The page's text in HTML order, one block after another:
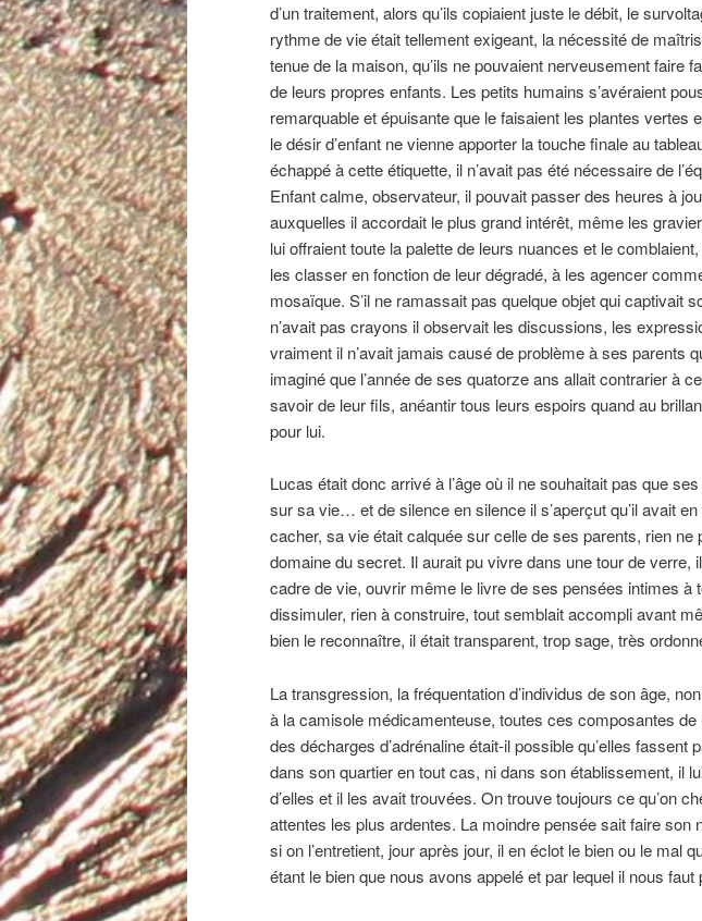
d’un traitement, alors qu’ils copiaient juste le débit, le
rythme de vie était tellement exigeant, la nécessité de
tenue de la maison, qu’ils ne pouvaient nerveusement faire
de leurs propres enfants. Les petits humains s’avéraient
remarquable et épuisante que le faisaient les plantes vertes
le désir d’enfant ne vienne apporter la touche finale au
échappé à cette étiquette, il n’avait pas été nécessaire de
Enfant calme, observateur, il pouvait passer des heures à
auxquelles il accordait le plus grand intérêt, même les
lui offraient toute la palette de leurs nuances et le
les classer en fonction de leur dégradé, à les agencer
mosaïque. S’il ne ramassait pas quelque objet qui captivait
n’avait pas crayons il observait les discussions, les
vraiment il n’avait jamais causé de problème à ses parents
imaginé que l’année de ses quatorze ans allait contrarier à
savoir de leur fils, anéantir tous leurs espoirs quand au
pour lui.
Lucas était donc arrivé à l’âge où il ne souhaitait pas que
sur sa vie… et de silence en silence il s’aperçut qu’il avait
cacher, sa vie était calquée sur celle de ses parents, rien ne
domaine du secret. Il aurait pu vivre dans une tour de verre,
cadre de vie, ouvrir même le livre de ses pensées intimes à
dissimuler, rien à construire, tout semblait accompli avant
bien le reconnaître, il était transparent, trop sage, très
La transgression, la fréquentation d’individus de son âge,
à la camisole médicamenteuse, toutes ces composantes
des décharges d’adrénaline était-il possible qu’elles fassent
dans son quartier en tout cas, ni dans son établissement, il
d’elles et il les avait trouvées. On trouve toujours ce qu’on
attentes les plus ardentes. La moindre pensée sait faire
si on l’entretient, jour après jour, il en éclot le bien ou le mal
étant le bien que nous avons appelé et par lequel il nous faut